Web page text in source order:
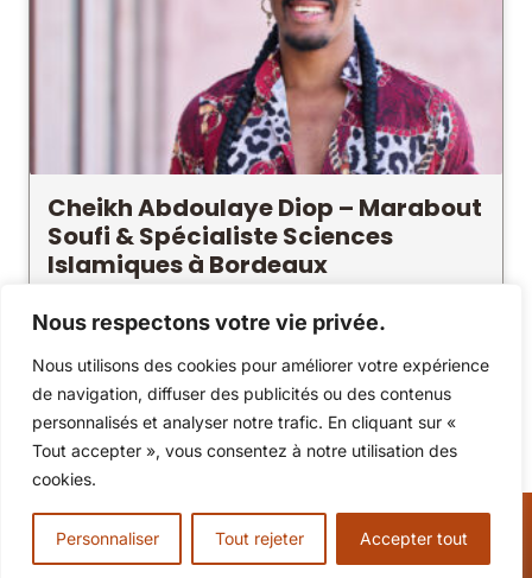
Nous respectons votre vie privée.
Nous utilisons des cookies pour améliorer votre expérience
de navigation, diffuser des publicités ou des contenus
personnalisés et analyser notre trafic. En cliquant sur «
Tout accepter », vous consentez à notre utilisation des
cookies.
Personnaliser Tout rejeter Accepter tout
Cheikh Abdoulaye Diop – Marabout
Soufi & Spécialiste Sciences
Islamiques à Bordeaux
Enraciné dans la plus pure tradition soufie
allie sciences islamiques et maraboutisme
ancestral. Une approche spirituelle d'une rare
élévation.
Voir l'annonce
Marabouts.Orgsélectionne, vérifie et référence uniquement les
meilleurs maraboutsetexperts spirituelsfrancophones.